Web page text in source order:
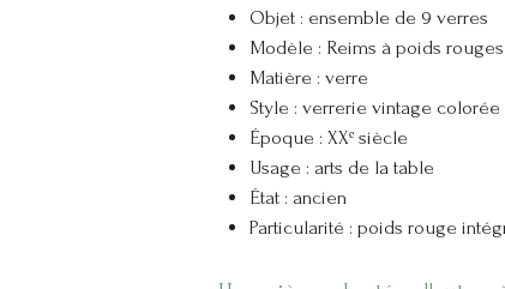
Objet : ensemble de 9 verres
Modèle : Reims à poids rouges
Matière : verre
Style : verrerie vintage colorée
Époque : XXᵉ siècle
Usage : arts de la table
État : ancien
Particularité : poids rouge